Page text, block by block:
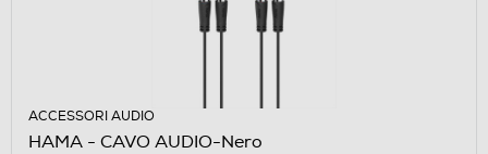
ACCESSORI AUDIO
HAMA - CAVO AUDIO-Nero